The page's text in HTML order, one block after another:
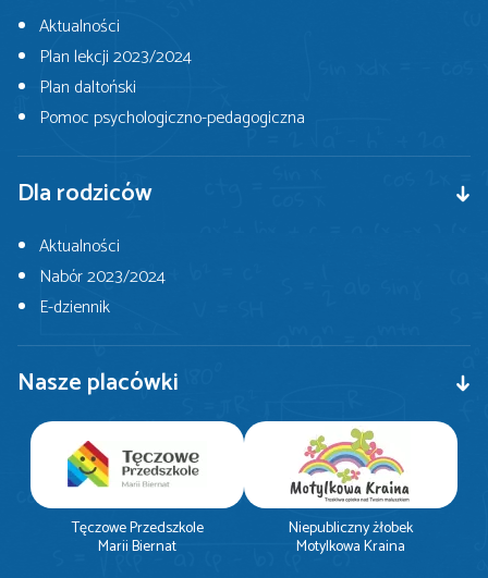
Aktualności
Plan lekcji 2023/2024
Plan daltoński
Pomoc psychologiczno-pedagogiczna
Dla rodziców
Aktualności
Nabór 2023/2024
E-dziennik
Nasze placówki
Tęczowe Przedszkole
Marii Biernat
Niepubliczny żłobek
Motylkowa Kraina